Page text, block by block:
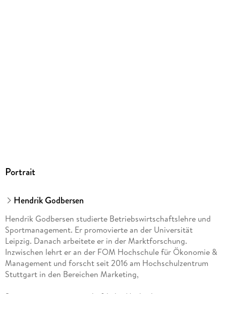
Portrait
Hendrik Godbersen
Hendrik Godbersen studierte Betriebswirtschaftslehre und
Sportmanagement. Er promovierte an der Universität
Leipzig. Danach arbeitete er in der Marktforschung.
Inzwischen lehrt er an der FOM Hochschule für Ökonomie &
Management und forscht seit 2016 am Hochschulzentrum
Stuttgart in den Bereichen Marketing,
Strategie sowie wissenschaftliche Methoden mit